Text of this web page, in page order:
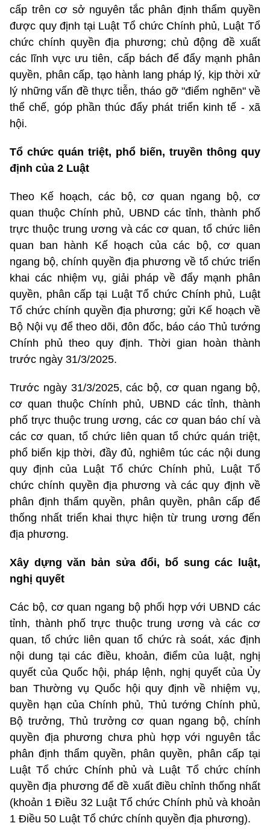
cấp trên cơ sở nguyên tắc phân định thẩm quyền
được quy định tại Luật Tổ chức Chính phủ, Luật Tổ
chức chính quyền địa phương; chủ động đề xuất
các lĩnh vực ưu tiên, cấp bách để đẩy mạnh phân
quyền, phân cấp, tạo hành lang pháp lý, kịp thời xử
lý những vấn đề thực tiễn, tháo gỡ "điểm nghẽn" về
thể chế, góp phần thúc đẩy phát triển kinh tế - xã
hội.
Tổ chức quán triệt, phổ biến, truyền thông quy
định của 2 Luật
Theo Kế hoạch, các bộ, cơ quan ngang bộ, cơ
quan thuộc Chính phủ, UBND các tỉnh, thành phố
trực thuộc trung ương và các cơ quan, tổ chức liên
quan ban hành Kế hoạch của các bộ, cơ quan
ngang bộ, chính quyền địa phương về tổ chức triển
khai các nhiệm vụ, giải pháp về đẩy mạnh phân
quyền, phân cấp tại Luật Tổ chức Chính phủ, Luật
Tổ chức chính quyền địa phương; gửi Kế hoạch về
Bộ Nội vụ để theo dõi, đôn đốc, báo cáo Thủ tướng
Chính phủ theo quy định. Thời gian hoàn thành
trước ngày 31/3/2025.
Trước ngày 31/3/2025, các bộ, cơ quan ngang bộ,
cơ quan thuộc Chính phủ, UBND các tỉnh, thành
phố trực thuộc trung ương, các cơ quan báo chí và
các cơ quan, tổ chức liên quan tổ chức quán triệt,
phổ biến kịp thời, đầy đủ, nghiêm túc các nội dung
quy định của Luật Tổ chức Chính phủ, Luật Tổ
chức chính quyền địa phương và các quy định về
phân định thẩm quyền, phân quyền, phân cấp để
thống nhất triển khai thực hiện từ trung ương đến
địa phương.
Xây dựng văn bản sửa đổi, bổ sung các luật,
nghị quyết
Các bộ, cơ quan ngang bộ phối hợp với UBND các
tỉnh, thành phố trực thuộc trung ương và các cơ
quan, tổ chức liên quan tổ chức rà soát, xác định
nội dung tại các điều, khoản, điểm của luật, nghị
quyết của Quốc hội, pháp lệnh, nghị quyết của Ủy
ban Thường vụ Quốc hội quy định về nhiệm vụ,
quyền hạn của Chính phủ, Thủ tướng Chính phủ,
Bộ trưởng, Thủ trưởng cơ quan ngang bộ, chính
quyền địa phương chưa phù hợp với nguyên tắc
phân định thẩm quyền, phân quyền, phân cấp tại
Luật Tổ chức Chính phủ và Luật Tổ chức chính
quyền địa phương để đề xuất điều chỉnh thống nhất
(khoản 1 Điều 32 Luật Tổ chức Chính phủ và khoản
1 Điều 50 Luật Tổ chức chính quyền địa phương).